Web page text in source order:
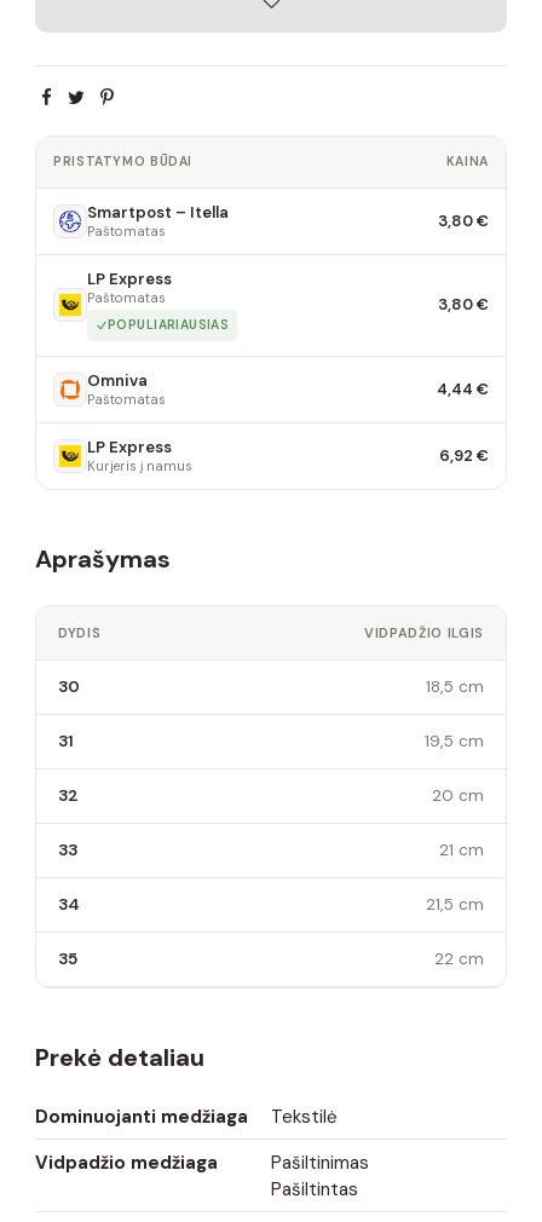
PRISTATYMO BŪDAI KAINA
Smartpost – Itella
Paštomatas 3,80 €
LP Express
Paštomatas
POPULIARIAUSIAS
3,80 €
Omniva
Paštomatas 4,44 €
LP Express
Kurjeris į namus 6,92 €
Aprašymas
DYDIS VIDPADŽIO ILGIS
30 18,5 cm
31 19,5 cm
32 20 cm
33 21 cm
34 21,5 cm
35 22 cm
Prekė detaliau
Dominuojanti medžiaga
Tekstilė
Vidpadžio medžiaga
Pašiltinimas
Pašiltintas